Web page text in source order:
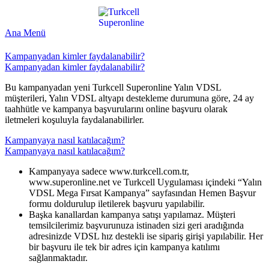
Ana Menü
Kampanyadan kimler faydalanabilir?
Kampanyadan kimler faydalanabilir?
​Bu kampanyadan yeni Turkcell Superonline Yalın VDSL
müşterileri, Yalın VDSL altyapı destekleme durumuna göre, 24 ay
taahhütle ve kampanya başvurularını online başvuru olarak
iletmeleri koşuluyla faydalanabilirler.
Kampanyaya nasıl katılacağım?
Kampanyaya nasıl katılacağım?
​Kampanyaya sadece www.turkcell.com.tr,
www.superonline.net ve Turkcell Uygulaması içindeki “Yalın
VDSL Mega Fırsat Kampanya” sayfasından Hemen Başvur
formu doldurulup iletilerek başvuru yapılabilir.
Başka kanallardan kampanya satışı yapılamaz. Müşteri
temsilcilerimiz başvurunuza istinaden sizi geri aradığında
adresinizde VDSL hız destekli ise sipariş girişi yapılabilir. Her
bir başvuru ile tek bir adres için kampanya katılımı
sağlanmaktadır.